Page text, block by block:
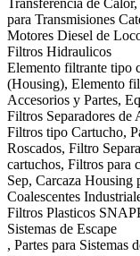
Transferencia de
para Transmisiones
Motores Diesel de
Filtros Hidraulicos
Elemento filtrante tipo
(Housing), Elemento
Accesorios y Partes,
Filtros Separadores de
Filtros tipo Cartucho,
Roscados, Filtro
cartuchos, Filtros para
Sep, Carcaza Housing
Coalescentes
Filtros Plasticos
Sistemas de Escape
, Partes para Sistemas